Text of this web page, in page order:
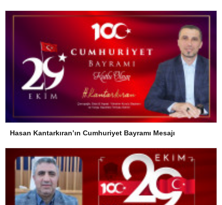
Hasan Kantarkıran’ın Cumhuriyet Bayramı Mesajı